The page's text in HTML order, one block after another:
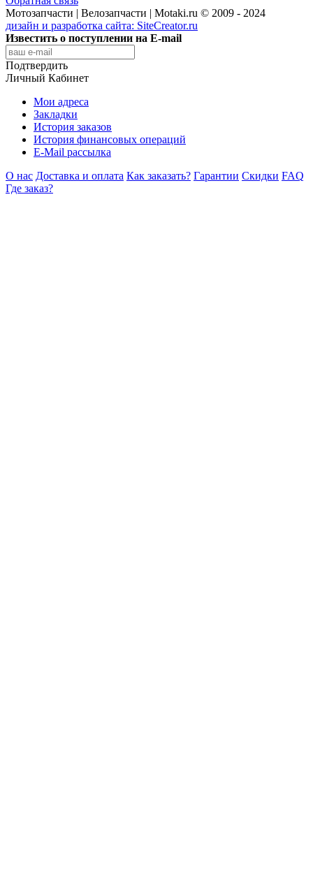
Мотозапчасти | Велозапчасти | Motaki.ru © 2009 - 2024
дизайн и разработка сайта: SiteCreator.ru
Известить о поступлении на E-mail
Подтвердить
Личный Кабинет
Мои адреса
Закладки
История заказов
История финансовых операций
E-Mail рассылка
О нас Доставка и оплата Как заказать? Гарантии Скидки FAQ
Где заказ?